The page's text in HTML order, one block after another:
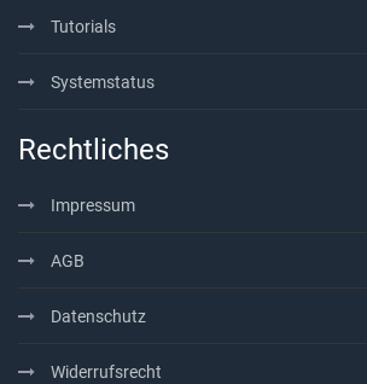
Tutorials
Systemstatus
Rechtliches
Impressum
AGB
Datenschutz
Widerrufsrecht